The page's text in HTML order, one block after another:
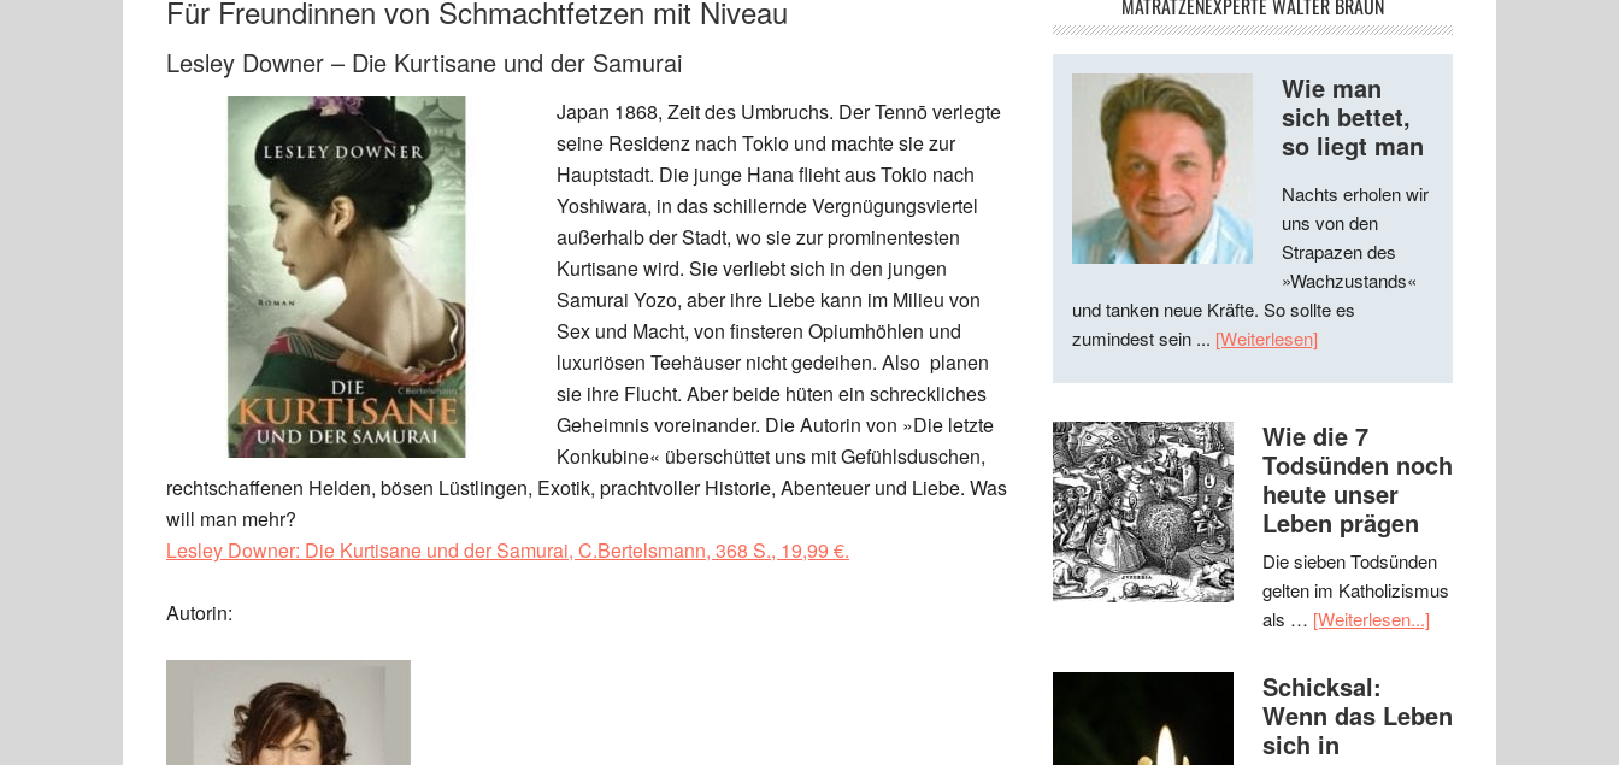
Für Freundinnen von Schmachtfetzen mit Niveau
Lesley Downer – Die Kurtisane und der Samurai
Japan 1868, Zeit des Umbruchs. Der Tennō verlegte
seine Residenz nach Tokio und machte sie zur
Hauptstadt. Die junge Hana flieht aus Tokio nach
Yoshiwara, in das schillernde Vergnügungsviertel
außerhalb der Stadt, wo sie zur prominentesten
Kurtisane wird. Sie verliebt sich in den jungen
Samurai Yozo, aber ihre Liebe kann im Milieu von
Sex und Macht, von finsteren Opiumhöhlen und
luxuriösen Teehäuser nicht gedeihen. Also planen
sie ihre Flucht. Aber beide hüten ein schreckliches
Geheimnis voreinander. Die Autorin von »Die letzte
Konkubine« überschüttet uns mit Gefühlsduschen,
rechtschaffenen Helden, bösen Lüstlingen, Exotik, prachtvoller Historie, Abenteuer und Liebe. Was
will man mehr?
Lesley Downer: Die Kurtisane und der Samurai, C.Bertelsmann, 368 S., 19,99 €.
Autorin:
MATRATZENEXPERTE WALTER BRAUN
Wie man
sich bettet,
so liegt man
Nachts erholen wir
uns von den
Strapazen des
»Wachzustands«
und tanken neue Kräfte. So sollte es
zumindest sein ... [Weiterlesen]
Wie die 7
Todsünden noch
heute unser
Leben prägen
Die sieben Todsünden
gelten im Katholizismus
als … [Weiterlesen...]
Schicksal:
Wenn das Leben
sich in